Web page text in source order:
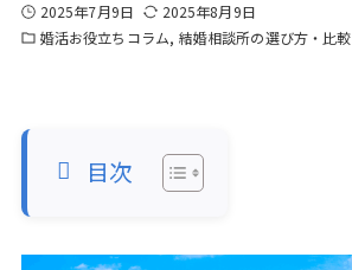
2025年7月9日
2025年8月9日
婚活お役立ちコラム 結婚相談所の選び方・比較
目次